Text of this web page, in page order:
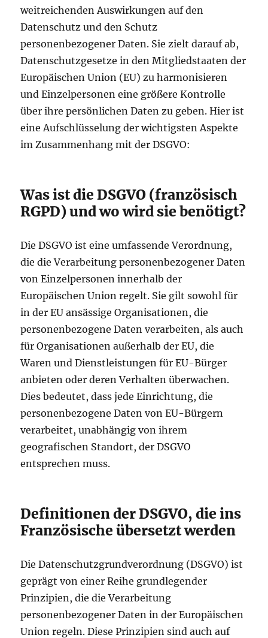
weitreichenden Auswirkungen auf den
Datenschutz und den Schutz
personenbezogener Daten. Sie zielt darauf ab,
Datenschutzgesetze in den Mitgliedstaaten der
Europäischen Union (EU) zu harmonisieren
und Einzelpersonen eine größere Kontrolle
über ihre persönlichen Daten zu geben. Hier ist
eine Aufschlüsselung der wichtigsten Aspekte
im Zusammenhang mit der DSGVO:
Was ist die DSGVO (französisch
RGPD) und wo wird sie benötigt?
Die DSGVO ist eine umfassende Verordnung,
die die Verarbeitung personenbezogener Daten
von Einzelpersonen innerhalb der
Europäischen Union regelt. Sie gilt sowohl für
in der EU ansässige Organisationen, die
personenbezogene Daten verarbeiten, als auch
für Organisationen außerhalb der EU, die
Waren und Dienstleistungen für EU-Bürger
anbieten oder deren Verhalten überwachen.
Dies bedeutet, dass jede Einrichtung, die
personenbezogene Daten von EU-Bürgern
verarbeitet, unabhängig von ihrem
geografischen Standort, der DSGVO
entsprechen muss.
Definitionen der DSGVO, die ins
Französische übersetzt werden
Die Datenschutzgrundverordnung (DSGVO) ist
geprägt von einer Reihe grundlegender
Prinzipien, die die Verarbeitung
personenbezogener Daten in der Europäischen
Union regeln. Diese Prinzipien sind auch auf